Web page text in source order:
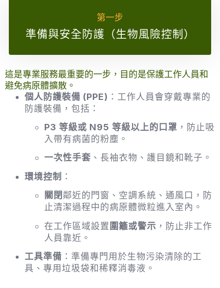
第一步
準備與安全防護（生物風險控制）
這是專業服務最重要的一步，目的是保護工作人員和
避免病原體擴散。
個人防護裝備 (PPE) ：工作人員會穿戴專業的
防護裝備，包括：
P3 等級或 N95 等級以上的口罩 ，防止吸
入帶有病菌的粉塵。
一次性手套 、長袖衣物、護目鏡和靴子。
環境控制 ：
關閉 鄰近的門窗、空調系統、通風口，防
止清潔過程中的病原體微粒進入室內。
在工作區域設置 圍籬或警示 ，防止非工作
人員靠近。
工具準備 ：準備專門用於生物污染清除的工
具、專用垃圾袋和稀釋消毒液。